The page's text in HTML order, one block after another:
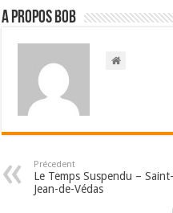
A propos bOb
Précedent
Le Temps Suspendu – Saint-
Jean-de-Védas